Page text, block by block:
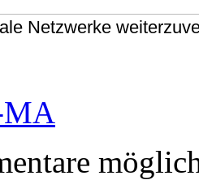
Netzwerke
MA